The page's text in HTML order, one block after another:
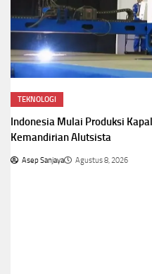
TEKNOLOGI
Indonesia Mulai Produksi
Kemandirian Alutsista
Asep Sanjaya Agustus 8, 2026